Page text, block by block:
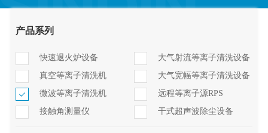
产品系列
快速退火炉设备
大气射流等离子清洗设备
真空等离子清洗机
大气宽幅等离子清洗设备
微波等离子清洗机
远程等离子源RPS
接触角测量仪
干式超声波除尘设备